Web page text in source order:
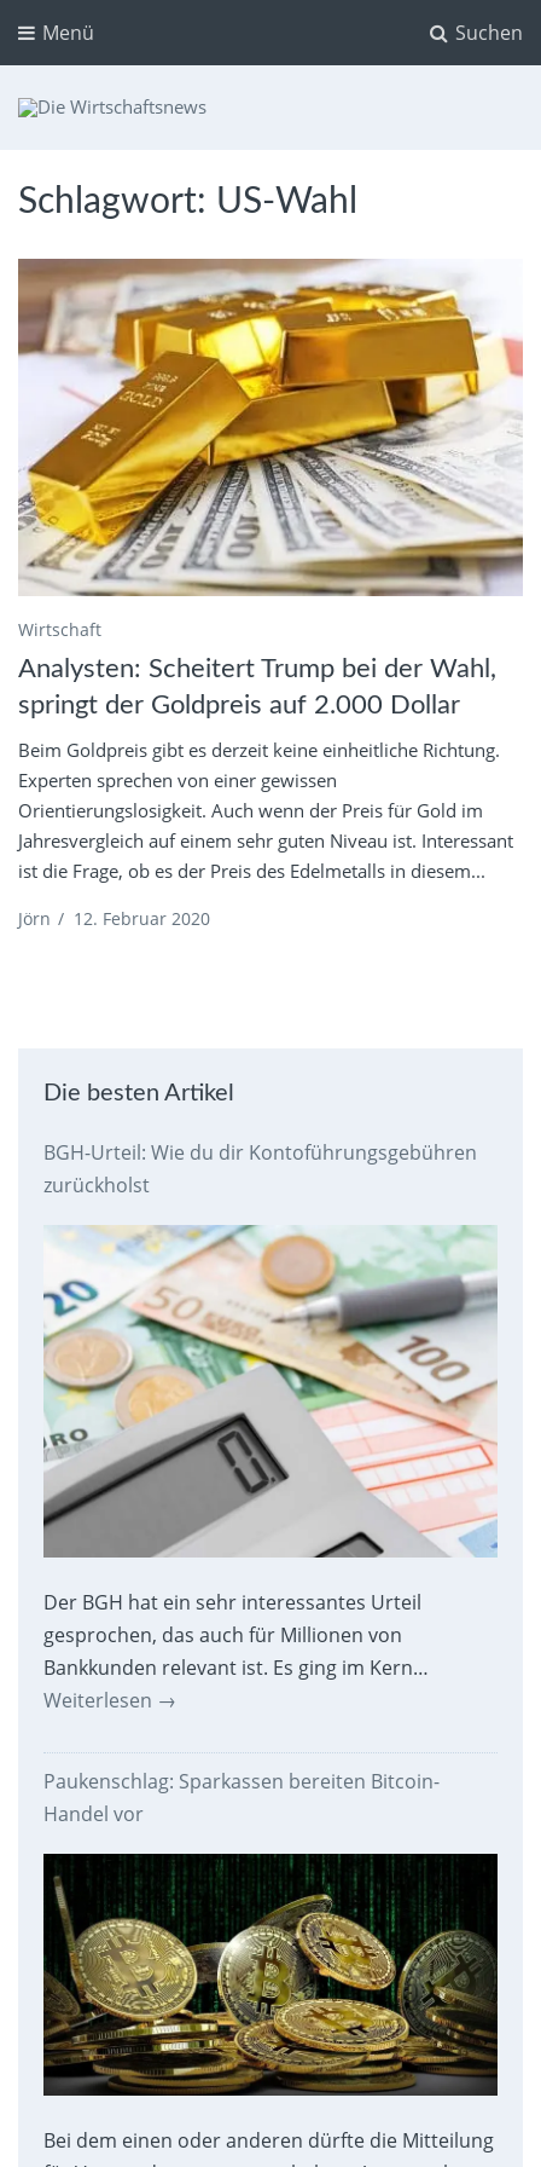
Suchen
Menü
Schlagwort: US-Wahl
Wirtschaft
Analysten: Scheitert Trump bei der Wahl,
springt der Goldpreis auf 2.000 Dollar
Beim Goldpreis gibt es derzeit keine einheitliche Richtung.
Experten sprechen von einer gewissen
Orientierungslosigkeit. Auch wenn der Preis für Gold im
Jahresvergleich auf einem sehr guten Niveau ist. Interessant
ist die Frage, ob es der Preis des Edelmetalls in diesem...
Jörn / 12. Februar 2020
Die besten Artikel
BGH-Urteil: Wie du dir Kontoführungsgebühren
zurückholst
Der BGH hat ein sehr interessantes Urteil
gesprochen, das auch für Millionen von
Bankkunden relevant ist. Es ging im Kern…
Weiterlesen →
Paukenschlag: Sparkassen bereiten Bitcoin-
Handel vor
Bei dem einen oder anderen dürfte die Mitteilung